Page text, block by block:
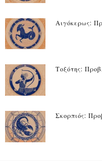
Αιγόκερως:
Τοξότης:
Σκορπιός: